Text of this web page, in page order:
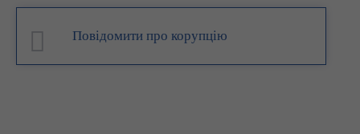
Повідомити про корупцію